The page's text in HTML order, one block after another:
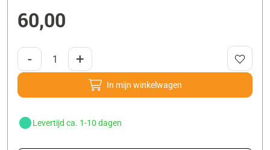
60,00
- +
In mijn winkelwagen
Levertijd ca. 1-10 dagen